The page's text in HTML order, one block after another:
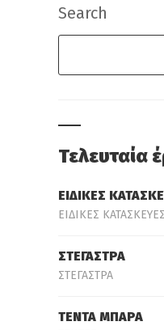
Search
Τελευταία
ΕΙΔΙΚΕΣ
ΕΙΔΙΚΕΣ ΚΑΤΑΣΚΕΥΕΣ
ΣΤΕΓΑΣΤΡΑ
ΣΤΕΓΑΣΤΡΑ
ΤΕΝΤΑ ΜΠΑΡΑ